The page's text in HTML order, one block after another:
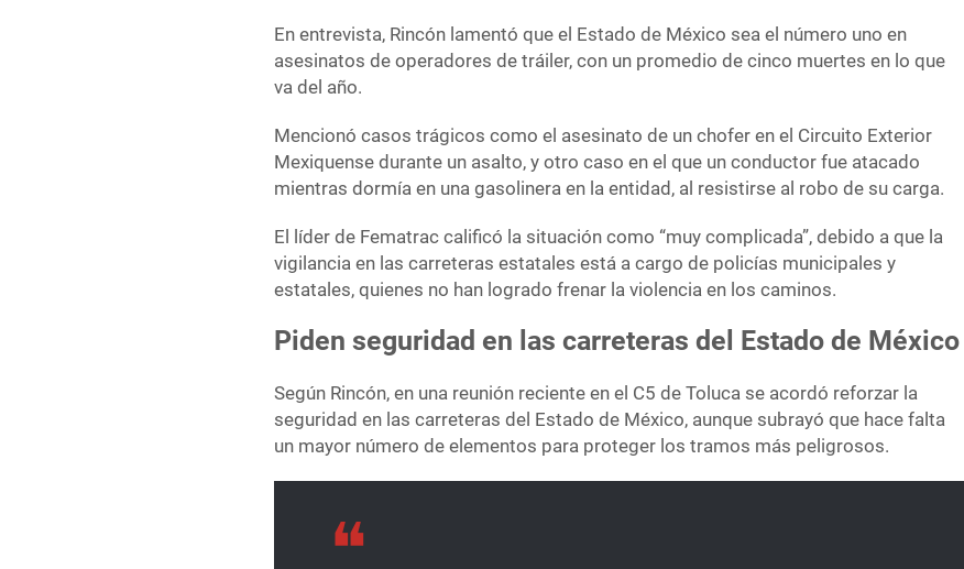
En entrevista, Rincón lamentó que el Estado de México sea el número uno en
asesinatos de operadores de tráiler, con un promedio de cinco muertes en lo que
va del año.
Mencionó casos trágicos como el asesinato de un chofer en el Circuito Exterior
Mexiquense durante un asalto, y otro caso en el que un conductor fue atacado
mientras dormía en una gasolinera en la entidad, al resistirse al robo de su carga.
El líder de Fematrac calificó la situación como “muy complicada”, debido a que la
vigilancia en las carreteras estatales está a cargo de policías municipales y
estatales, quienes no han logrado frenar la violencia en los caminos.
Piden seguridad en las carreteras del Estado de México
Según Rincón, en una reunión reciente en el C5 de Toluca se acordó reforzar la
seguridad en las carreteras del Estado de México, aunque subrayó que hace falta
un mayor número de elementos para proteger los tramos más peligrosos.